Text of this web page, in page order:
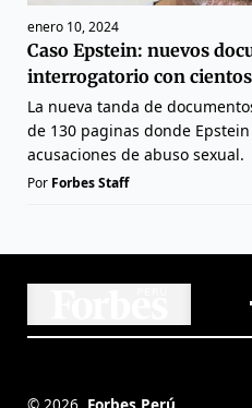
enero 10, 2024
Caso Epstein: nuevos
interrogatorio con
La nueva tanda de
de 130 paginas donde
acusaciones de abuso sexual.
Por Forbes Staff
© 2026 Forbes Perú